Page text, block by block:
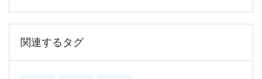
関連するタグ